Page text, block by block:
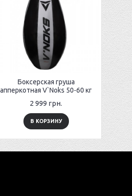
Боксерская груша
апперкотная V`Noks 50-60 кг
2 999 грн.
В КОРЗИНУ